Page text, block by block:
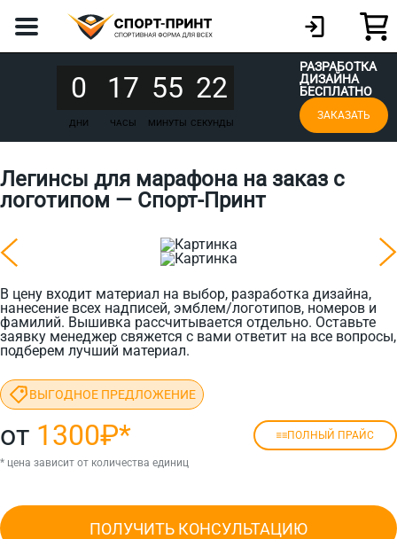
0
ДНИ
17
ЧАСЫ
55
МИНУТЫ
22
СЕКУНДЫ
РАЗРАБОТКА
ДИЗАЙНА
БЕСПЛАТНО
ЗАКАЗАТЬ
Легинсы для марафона на заказ с
логотипом — Спорт-Принт
В цену входит материал на выбор, разработка дизайна,
нанесение всех надписей, эмблем/логотипов, номеров и
фамилий. Вышивка рассчитывается отдельно. Оставьте
заявку менеджер свяжется с вами ответит на все вопросы,
подберем лучший материал.
ВЫГОДНОЕ ПРЕДЛОЖЕНИЕ
от 1300₽* ПОЛНЫЙ ПРАЙС
* цена зависит от количества единиц
ПОЛУЧИТЬ КОНСУЛЬТАЦИЮ